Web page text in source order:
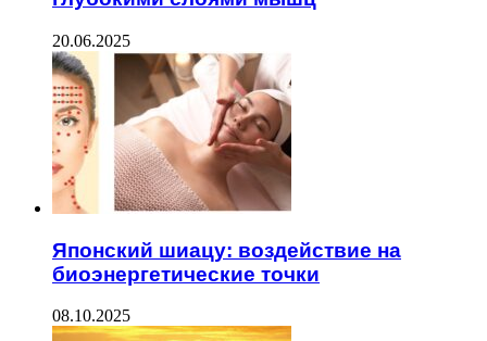
20.06.2025
Японский шиацу: воздействие на
биоэнергетические точки
08.10.2025